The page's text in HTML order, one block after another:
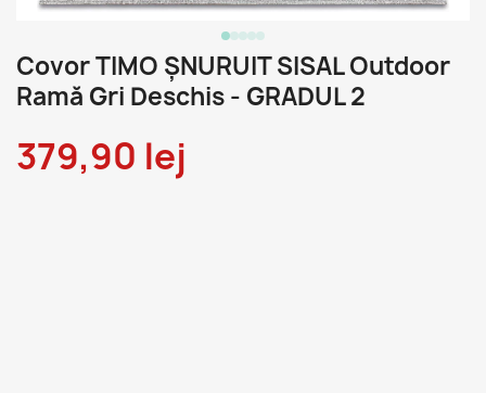
Covor TIMO ȘNURUIT SISAL Outdoor
Ramă Gri Deschis - GRADUL 2
379,90 lej